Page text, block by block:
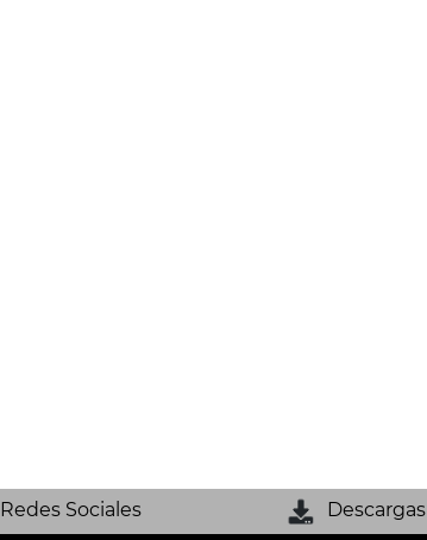
Redes Sociales Descargas